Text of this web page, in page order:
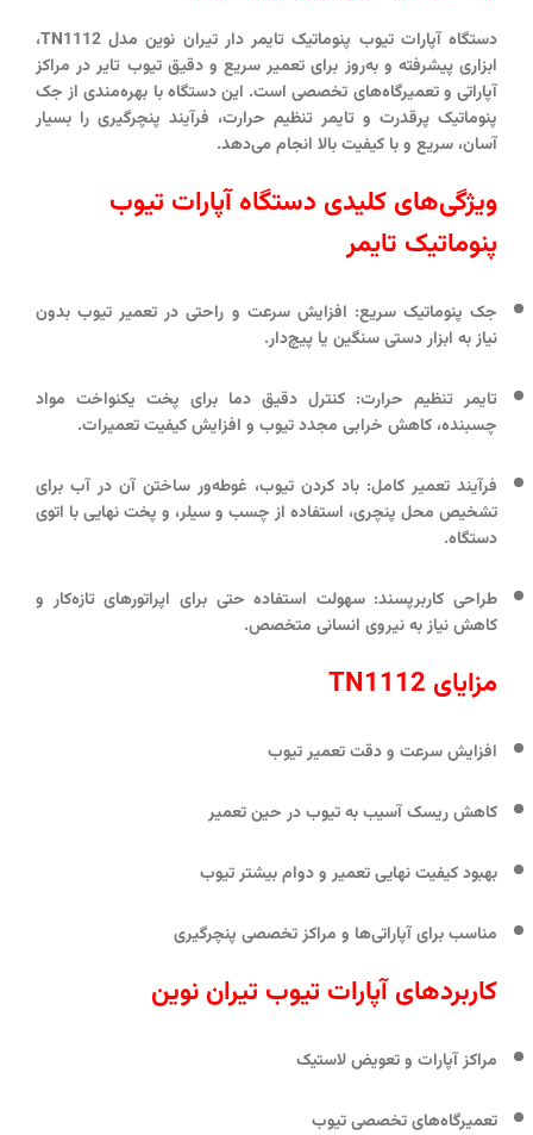
دستگاه آپارات تیوب پنوماتیک تایمر دار تیران نوین مدل TN1112،
ابزاری پیشرفته و به‌روز برای تعمیر سریع و دقیق تیوب تایر در مراکز
آپاراتی و تعمیرگاه‌های تخصصی است. این دستگاه با بهره‌مندی از جک
پنوماتیک پرقدرت و تایمر تنظیم حرارت، فرآیند پنچرگیری را بسیار
آسان، سریع و با کیفیت بالا انجام می‌دهد.
ویژگی‌های کلیدی دستگاه آپارات تیوب
پنوماتیک تایمر
جک پنوماتیک سریع: افزایش سرعت و راحتی در تعمیر تیوب بدون
نیاز به ابزار دستی سنگین یا پیچ‌دار.
تایمر تنظیم حرارت: کنترل دقیق دما برای پخت یکنواخت مواد
چسبنده، کاهش خرابی مجدد تیوب و افزایش کیفیت تعمیرات.
فرآیند تعمیر کامل: باد کردن تیوب، غوطه‌ور ساختن آن در آب برای
تشخیص محل پنچری، استفاده از چسب و سیلر، و پخت نهایی با اتوی
دستگاه.
طراحی کاربرپسند: سهولت استفاده حتی برای اپراتورهای تازه‌کار و
کاهش نیاز به نیروی انسانی متخصص.
مزایای TN1112
افزایش سرعت و دقت تعمیر تیوب
کاهش ریسک آسیب به تیوب در حین تعمیر
بهبود کیفیت نهایی تعمیر و دوام بیشتر تیوب
مناسب برای آپاراتی‌ها و مراکز تخصصی پنچرگیری
کاربردهای آپارات تیوب تیران نوین
مراکز آپارات و تعویض لاستیک
تعمیرگاه‌های تخصصی تیوب